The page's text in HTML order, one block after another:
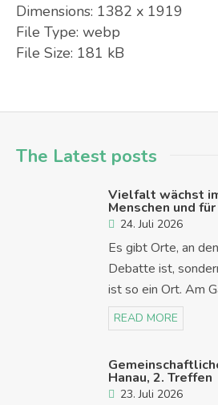
Dimensions: 1382 x 1919
File Type: webp
File Size: 181 kB
The Latest posts
Vielfalt wächst
Menschen und
24. Juli 2026
Es gibt Orte, an
Debatte ist,
ist so ein Ort. Am
READ MORE
Hanau, 2. Treffen
23. Juli 2026